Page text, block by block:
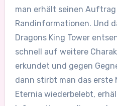
man erhält seinen
Randinformationen. Und
Dragons King Tower
schnell auf weitere
erkundet und gegen
dann stirbt man das erste
Eternia wiederbelebt,